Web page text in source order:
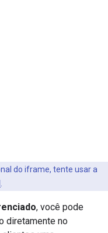
do iframe, tente usar a
, você pode
diretamente no